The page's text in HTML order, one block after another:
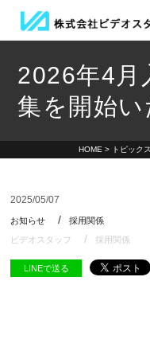
2026年4月
集を開始
HOME > トピックス
2025/05/07
お知らせ
採用関係
ビデオスタッフ
採用関係
LINEで送る